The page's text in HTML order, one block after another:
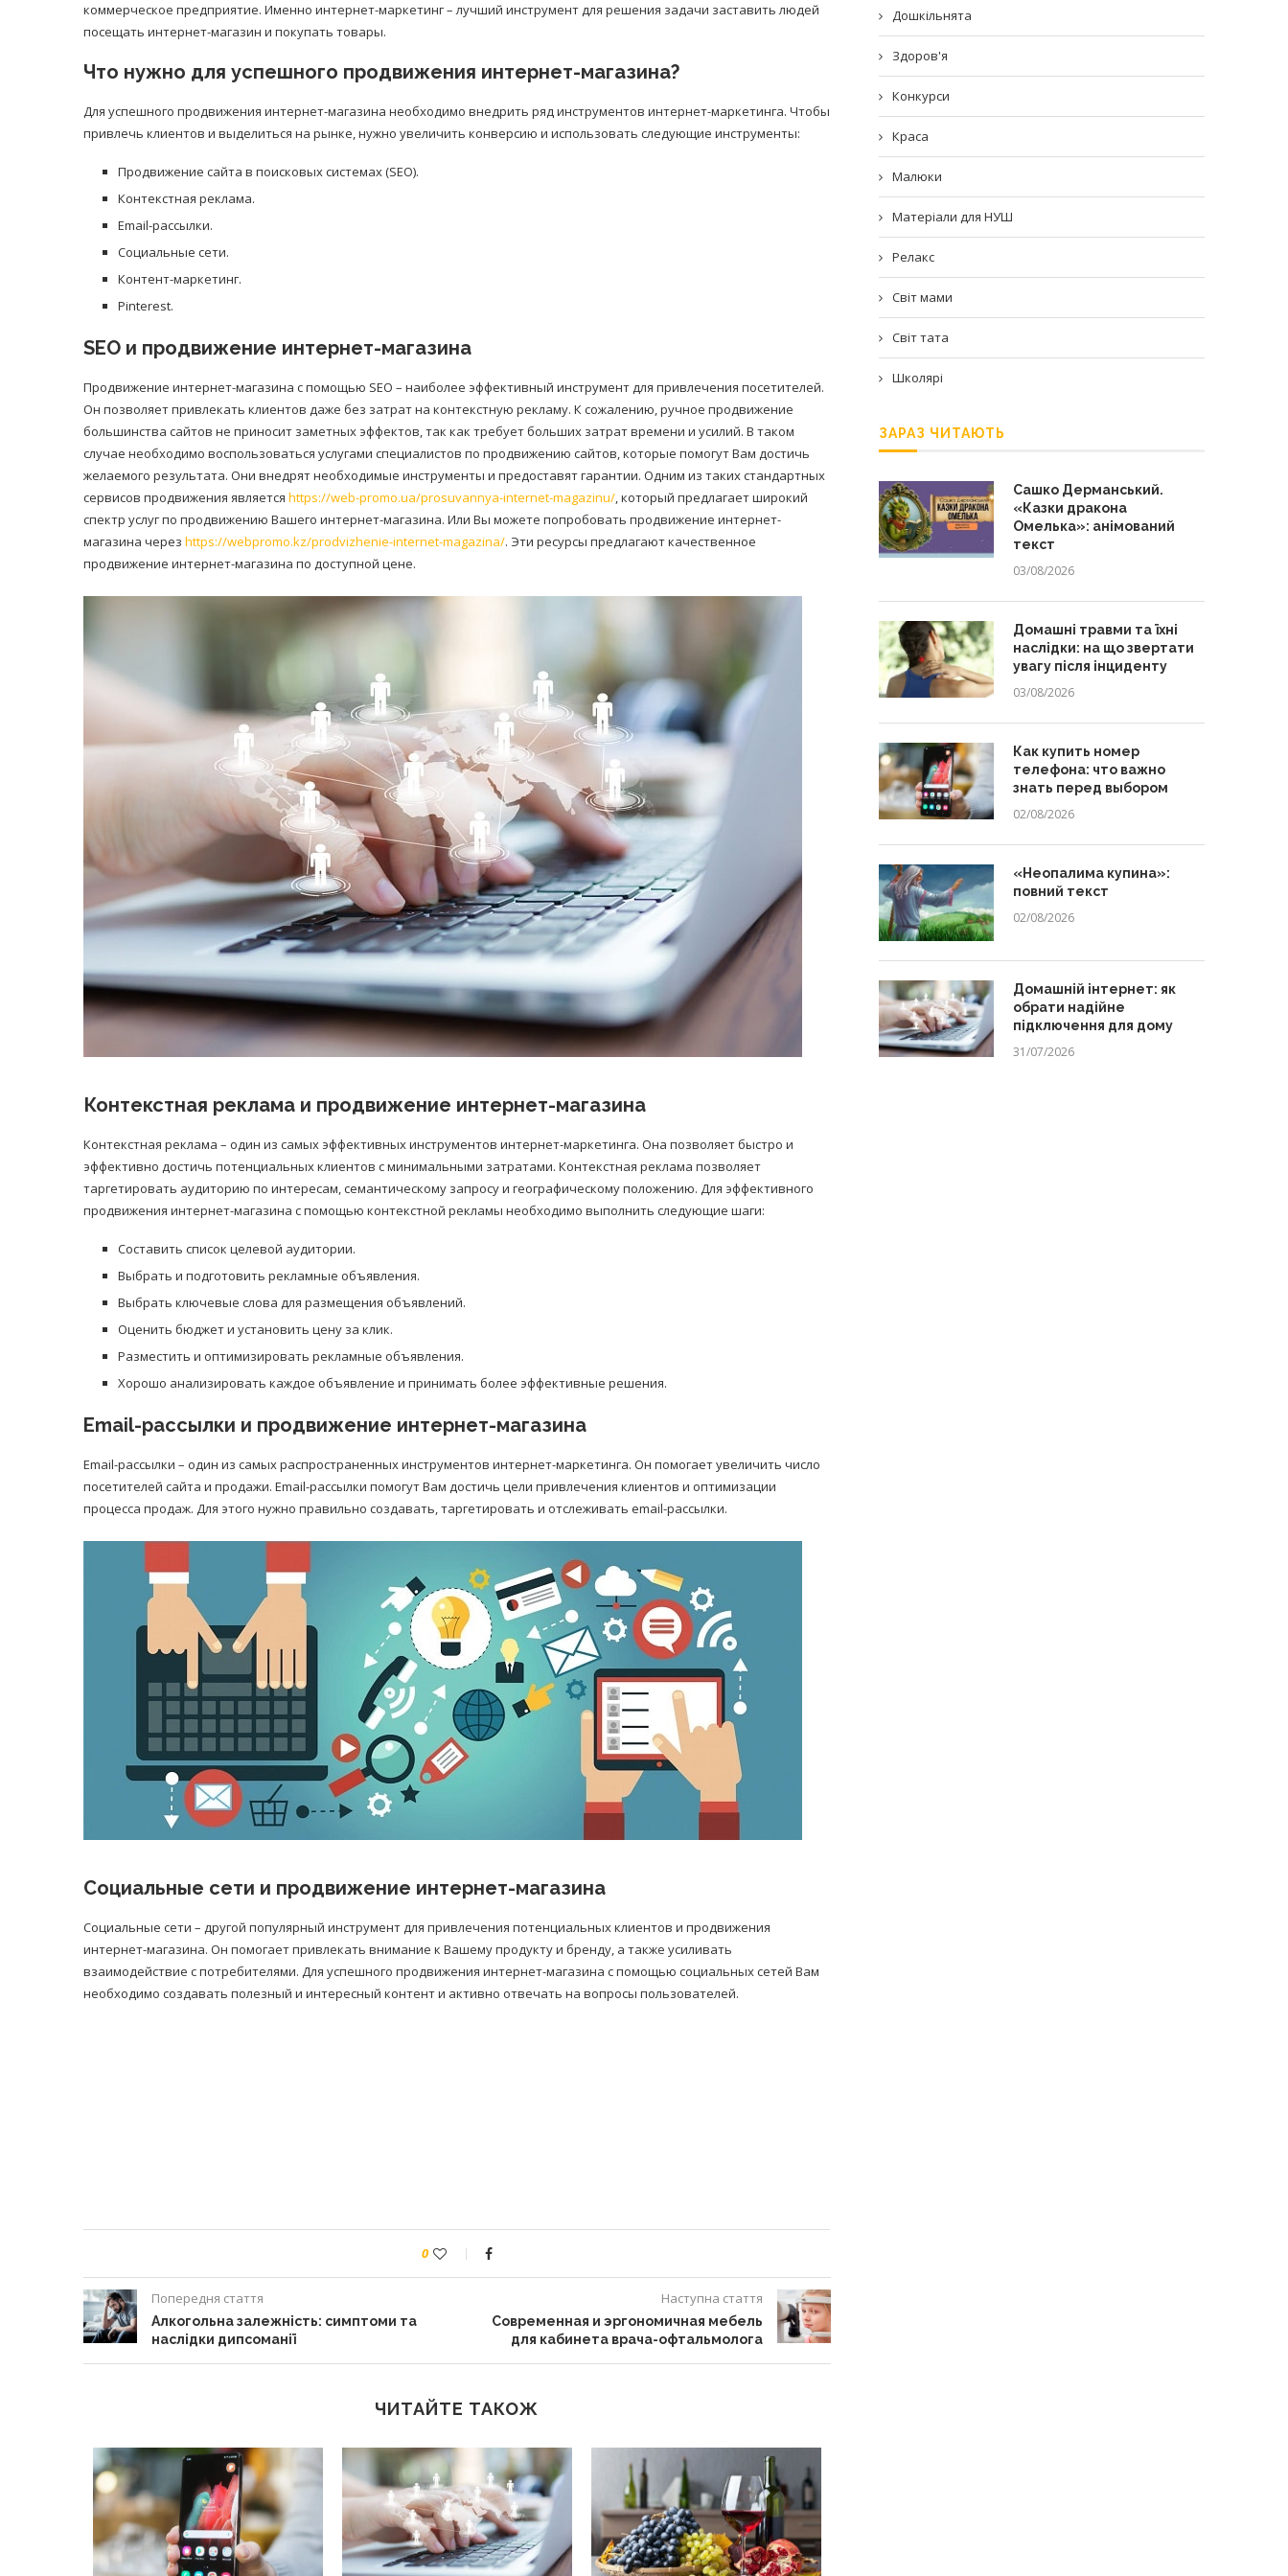
коммерческое предприятие. Именно интернет-маркетинг – лучший инструмент для решения задачи заставить людей
посещать интернет-магазин и покупать товары.
Что нужно для успешного продвижения интернет-магазина?
Для успешного продвижения интернет-магазина необходимо внедрить ряд инструментов интернет-маркетинга. Чтобы
привлечь клиентов и выделиться на рынке, нужно увеличить конверсию и использовать следующие инструменты:
Продвижение сайта в поисковых системах (SEO).
Контекстная реклама.
Email-рассылки.
Социальные сети.
Контент-маркетинг.
Pinterest.
SEO и продвижение интернет-магазина
Продвижение интернет-магазина с помощью SEO – наиболее эффективный инструмент для привлечения посетителей.
Он позволяет привлекать клиентов даже без затрат на контекстную рекламу. К сожалению, ручное продвижение
большинства сайтов не приносит заметных эффектов, так как требует больших затрат времени и усилий. В таком
случае необходимо воспользоваться услугами специалистов по продвижению сайтов, которые помогут Вам достичь
желаемого результата. Они внедрят необходимые инструменты и предоставят гарантии. Одним из таких стандартных
сервисов продвижения является https://web-promo.ua/prosuvannya-internet-magazinu/, который предлагает широкий
спектр услуг по продвижению Вашего интернет-магазина. Или Вы можете попробовать продвижение интернет-
магазина через https://webpromo.kz/prodvizhenie-internet-magazina/. Эти ресурсы предлагают качественное
продвижение интернет-магазина по доступной цене.
Контекстная реклама и продвижение интернет-магазина
Контекстная реклама – один из самых эффективных инструментов интернет-маркетинга. Она позволяет быстро и
эффективно достичь потенциальных клиентов с минимальными затратами. Контекстная реклама позволяет
таргетировать аудиторию по интересам, семантическому запросу и географическому положению. Для эффективного
продвижения интернет-магазина с помощью контекстной рекламы необходимо выполнить следующие шаги:
Составить список целевой аудитории.
Выбрать и подготовить рекламные объявления.
Выбрать ключевые слова для размещения объявлений.
Оценить бюджет и установить цену за клик.
Разместить и оптимизировать рекламные объявления.
Хорошо анализировать каждое объявление и принимать более эффективные решения.
Email-рассылки и продвижение интернет-магазина
Email-рассылки – один из самых распространенных инструментов интернет-маркетинга. Он помогает увеличить число
посетителей сайта и продажи. Email-рассылки помогут Вам достичь цели привлечения клиентов и оптимизации
процесса продаж. Для этого нужно правильно создавать, таргетировать и отслеживать email-рассылки.
Социальные сети и продвижение интернет-магазина
Социальные сети – другой популярный инструмент для привлечения потенциальных клиентов и продвижения
интернет-магазина. Он помогает привлекать внимание к Вашему продукту и бренду, а также усиливать
взаимодействие с потребителями. Для успешного продвижения интернет-магазина с помощью социальных сетей Вам
необходимо создавать полезный и интересный контент и активно отвечать на вопросы пользователей.
0
Попередня стаття
Алкогольна залежність: симптоми та
наслідки дипсоманії
Наступна стаття
Современная и эргономичная мебель
для кабинета врача-офтальмолога
ЧИТАЙТЕ ТАКОЖ
Дошкільнята
Здоров'я
Конкурси
Краса
Малюки
Матеріали для НУШ
Релакс
Світ мами
Світ тата
Школярі
ЗАРАЗ ЧИТАЮТЬ
Сашко Дерманський.
«Казки дракона
Омелька»: анімований
текст
03/08/2026
Домашні травми та їхні
наслідки: на що звертати
увагу після інциденту
03/08/2026
Как купить номер
телефона: что важно
знать перед выбором
02/08/2026
«Неопалима купина»:
повний текст
02/08/2026
Домашній інтернет: як
обрати надійне
підключення для дому
31/07/2026